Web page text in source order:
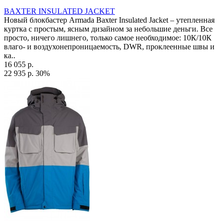
BAXTER INSULATED JACKET
Новый блокбастер Armada Baxter Insulated Jacket – утепленная
куртка с простым, ясным дизайном за небольшие деньги. Все
просто, ничего лишнего, только самое необходимое: 10К/10К
влаго- и воздухонепроницаемость, DWR, проклеенные швы и
ка..
16 055 р.
22 935 р. 30%